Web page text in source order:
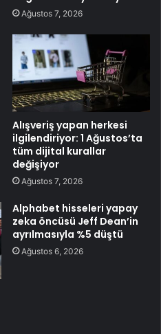
Ağustos 7, 2026
Alışveriş yapan herkesi
ilgilendiriyor: 1 Ağustos’ta
tüm dijital kurallar
değişiyor
Ağustos 7, 2026
Alphabet hisseleri yapay
zeka öncüsü Jeff Dean’in
ayrılmasıyla %5 düştü
Ağustos 6, 2026